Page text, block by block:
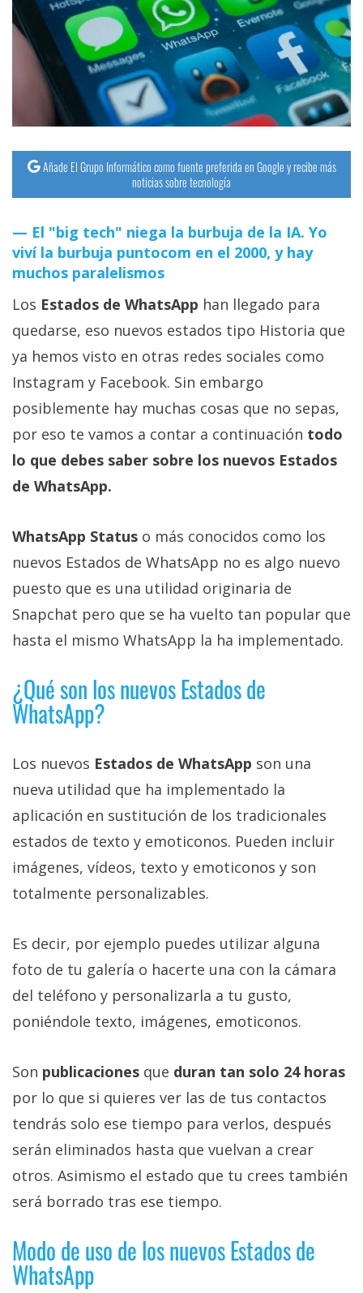
Operadores
Trucos
y
Sistemas
operativos
Profesional
+
Más
temas
Sorteos
Foros
Contacto
/
nosotros
/
Publicidad
Cambiar
opciones
de
/
Legal
El medio de
comunicación
digital donde
encontrarás
tecnología,
móviles,
ordenadores,
informática,
videojuegos,
comparativas,
tutoriales.
El Grupo
Informático
(CC) 2006-
derechos
reservados.
Añade El Grupo Informático como fuente preferida en Google y recibe más
noticias sobre tecnología
El "big tech" niega la burbuja de la IA. Yo
viví la burbuja puntocom en el 2000, y hay
muchos paralelismos
Los Estados de WhatsApp han llegado para
quedarse, eso nuevos estados tipo Historia que
ya hemos visto en otras redes sociales como
Instagram y Facebook. Sin embargo
posiblemente hay muchas cosas que no sepas,
por eso te vamos a contar a continuación todo
lo que debes saber sobre los nuevos Estados
de WhatsApp.
WhatsApp Status o más conocidos como los
nuevos Estados de WhatsApp no es algo nuevo
puesto que es una utilidad originaria de
Snapchat pero que se ha vuelto tan popular que
hasta el mismo WhatsApp la ha implementado.
¿Qué son los nuevos Estados de
WhatsApp?
Los nuevos Estados de WhatsApp son una
nueva utilidad que ha implementado la
aplicación en sustitución de los tradicionales
estados de texto y emoticonos. Pueden incluir
imágenes, vídeos, texto y emoticonos y son
totalmente personalizables.
Es decir, por ejemplo puedes utilizar alguna
foto de tu galería o hacerte una con la cámara
del teléfono y personalizarla a tu gusto,
poniéndole texto, imágenes, emoticonos.
Son publicaciones que duran tan solo 24 horas
por lo que si quieres ver las de tus contactos
tendrás solo ese tiempo para verlos, después
serán eliminados hasta que vuelvan a crear
otros. Asimismo el estado que tu crees también
será borrado tras ese tiempo.
Modo de uso de los nuevos Estados de
WhatsApp